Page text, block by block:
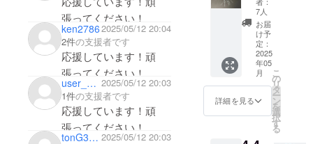
張ってください！
ken27862025/05/12 20:04
2件の支援者です
応援しています！頑
張ってください！
user_878207778054 2025/05/12 20:03
1件の支援者です
応援しています！頑
張ってください！
tonG35l2 2025/05/12 20:03
ロウッ
ド1.8 ＃
０２
シル
バー サ
イズ：
１．８
ｃｍ
ウエイ
ト：約
４．
7人
お届
け予
定：
2025
年05
月
詳細を見る
こ
の
リ
タ
ー
ン
を
選
択
す
る